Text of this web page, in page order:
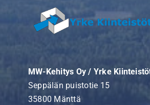
MW-Kehitys Oy / Yrke
Seppälän puistotie 15
35800 Mänttä